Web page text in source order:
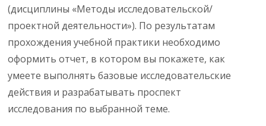
(дисциплины «Методы исследовательской/
проектной деятельности»). По результатам
прохождения учебной практики необходимо
оформить отчет, в котором вы покажете, как
умеете выполнять базовые исследовательские
действия и разрабатывать проспект
исследования по выбранной теме.